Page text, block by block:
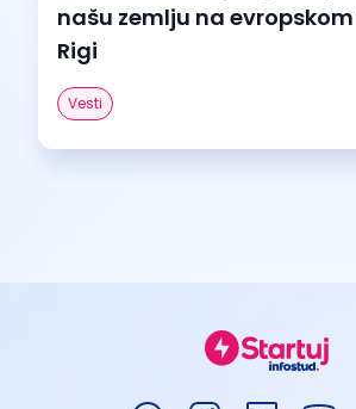
našu zemlju na
Rigi
Vesti